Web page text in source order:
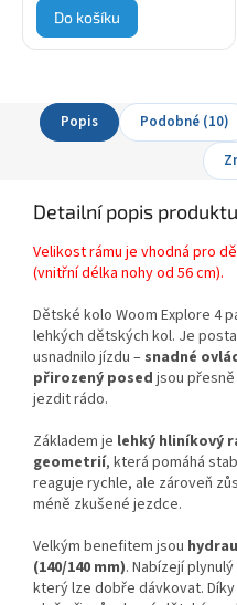
Do košíku
Popis Podobné (10)
Detailní popis produktu
Velikost rámu je vhodná pro
(vnitřní délka nohy od 56 cm).
Dětské kolo Woom Explore 4
lehkých dětských kol. Je
usnadnilo jízdu – snadné
přirozený posed jsou
jezdit rádo.
Základem je lehký hliníkový
geometrií, která pomáhá
reaguje rychle, ale zároveň
méně zkušené jezdce.
Velkým benefitem jsou
(140/140 mm). Nabízejí
který lze dobře dávkovat. Díky